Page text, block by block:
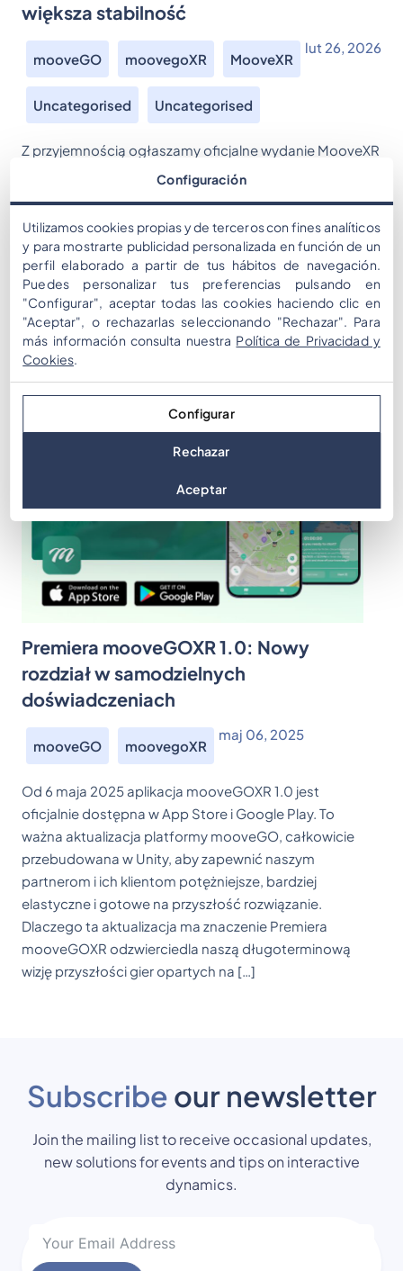
większa stabilność
mooveGO moovegoXR MooveXR
Uncategorised Uncategorised
lut 26, 2026
Z przyjemnością ogłaszamy oficjalne wydanie MooveXR
1.6.4 oraz MooveGoXR 1.1.2, które wprowadzają nowe
kontynuuje naszą misję zapewniania większej kontroli
kreatywnej oraz płynniejszej, bardziej profesjonalnej
realizacji wydarzeń. MooveXR 1.6.4 – Aktualizacje
aplikacji Ulepszenia robotów Ulepszyliśmy jedną z
najbardziej dynamicznych funkcji rozgrywki: Hotfix w
zestawie: Pobierz […]
Premiera mooveGOXR 1.0: Nowy
rozdział w samodzielnych
doświadczeniach
mooveGO moovegoXR
maj 06, 2025
Od 6 maja 2025 aplikacja mooveGOXR 1.0 jest
oficjalnie dostępna w App Store i Google Play. To
ważna aktualizacja platformy mooveGO, całkowicie
przebudowana w Unity, aby zapewnić naszym
partnerom i ich klientom potężniejsze, bardziej
elastyczne i gotowe na przyszłość rozwiązanie.
Dlaczego ta aktualizacja ma znaczenie Premiera
mooveGOXR odzwierciedla naszą długoterminową
wizję przyszłości gier opartych na […]
Subscribe our newsletter
Join the mailing list to receive occasional updates,
new solutions for events and tips on interactive
dynamics.
Configuración
Utilizamos cookies propias y de terceros con fines analíticos
y para mostrarte publicidad personalizada en función de un
perfil elaborado a partir de tus hábitos de navegación.
Puedes personalizar tus preferencias pulsando en
"Configurar", aceptar todas las cookies haciendo clic en
"Aceptar", o rechazarlas seleccionando "Rechazar". Para
más información consulta nuestra Política de Privacidad y
Cookies.
Configurar
Rechazar
Aceptar